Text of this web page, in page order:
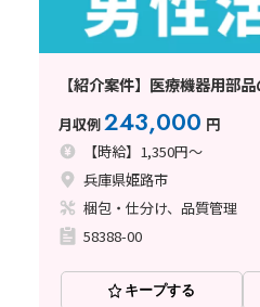
【紹介案件】医療機器用部
月収例243,000 円
【時給】1,350円～
兵庫県姫路市
梱包・仕分け、品質管理
58388-00
キープする